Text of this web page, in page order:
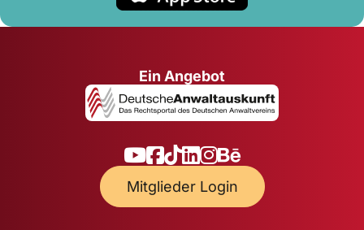
Ein Angebot
Mitglieder Login